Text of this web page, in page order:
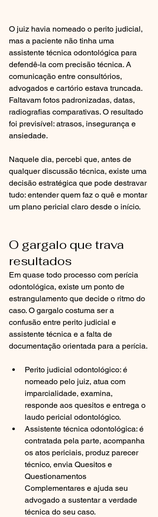
O juiz havia nomeado o perito judicial,
mas a paciente não tinha uma
assistente técnica odontológica para
defendê-la com precisão técnica. A
comunicação entre consultórios,
advogados e cartório estava truncada.
Faltavam fotos padronizadas, datas,
radiografias comparativas. O resultado
foi previsível: atrasos, insegurança e
ansiedade.
Naquele dia, percebi que, antes de
qualquer discussão técnica, existe uma
decisão estratégica que pode destravar
tudo: entender quem faz o quê e montar
um plano pericial claro desde o início.
O gargalo que trava
resultados
Em quase todo processo com perícia
odontológica, existe um ponto de
estrangulamento que decide o ritmo do
caso. O gargalo costuma ser a
confusão entre perito judicial e
assistente técnica e a falta de
documentação orientada para a perícia.
Perito judicial odontológico: é
nomeado pelo juiz, atua com
imparcialidade, examina,
responde aos quesitos e entrega o
laudo pericial odontológico.
Assistente técnica odontológica: é
contratada pela parte, acompanha
os atos periciais, produz parecer
técnico, envia Quesitos e
Questionamentos
Complementares e ajuda seu
advogado a sustentar a verdade
técnica do seu caso.